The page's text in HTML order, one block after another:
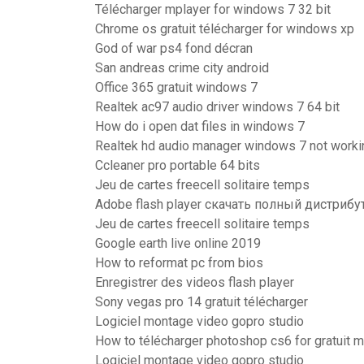
Télécharger mplayer for windows 7 32 bit
Chrome os gratuit télécharger for windows xp
God of war ps4 fond décran
San andreas crime city android
Office 365 gratuit windows 7
Realtek ac97 audio driver windows 7 64 bit
How do i open dat files in windows 7
Realtek hd audio manager windows 7 not
Ccleaner pro portable 64 bits
Jeu de cartes freecell solitaire temps
Adobe flash player скачать полный
Jeu de cartes freecell solitaire temps
Google earth live online 2019
How to reformat pc from bios
Enregistrer des videos flash player
Sony vegas pro 14 gratuit télécharger
Logiciel montage video gopro studio
How to télécharger photoshop cs6 for gratuit
Logiciel montage video gopro studio